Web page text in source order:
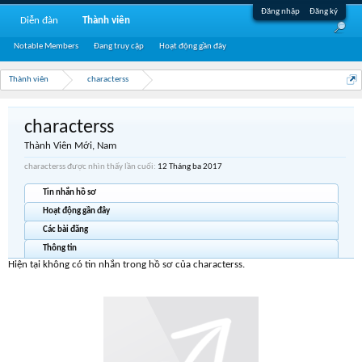
Đăng nhập Đăng ký
Thành viên characterss
characterss
Thành Viên Mới, Nam
characterss được nhìn thấy lần cuối: 12 Tháng ba 2017
Tin nhắn hồ sơ
Hoạt động gần đây
Các bài đăng
Thông tin
Hiện tại không có tin nhắn trong hồ sơ của characterss.
Diễn đàn Thành viên
Notable Members Đang truy cập Hoạt động gần đây